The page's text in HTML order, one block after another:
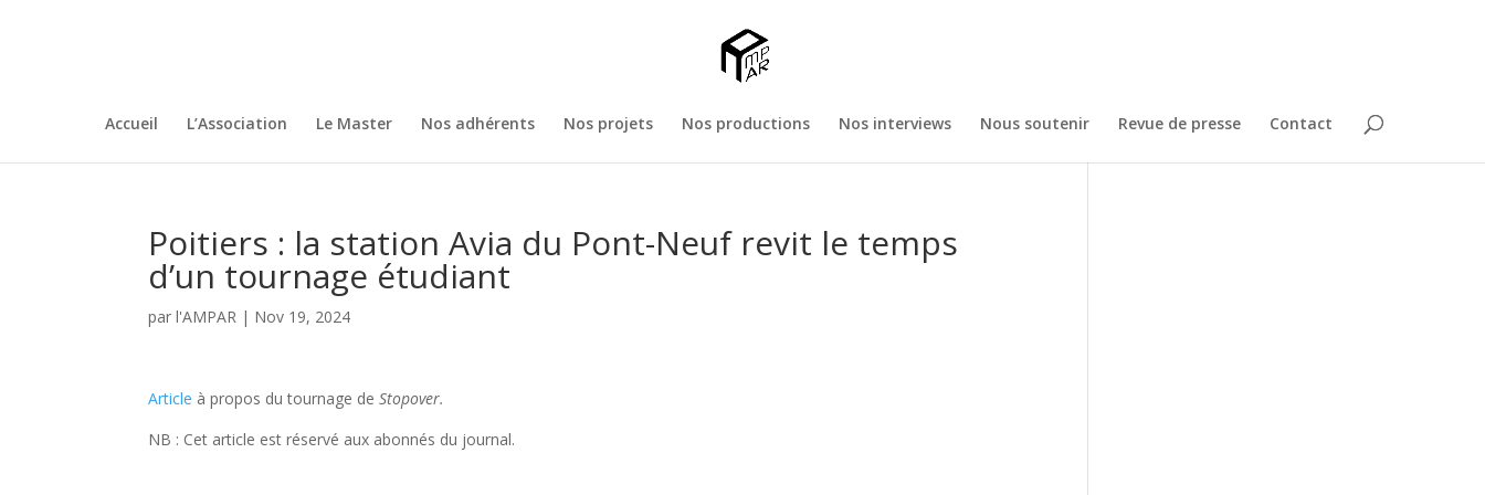
Accueil L’Association Le Master Nos adhérents Nos projets Nos productions Nos interviews Nous soutenir Revue de presse Contact
Poitiers : la station Avia du Pont-Neuf revit le temps
d’un tournage étudiant
parl'AMPAR | Nov 19, 2024
Article à propos du tournage deStopover.
NB : Cet article est réservé aux abonnés du journal.